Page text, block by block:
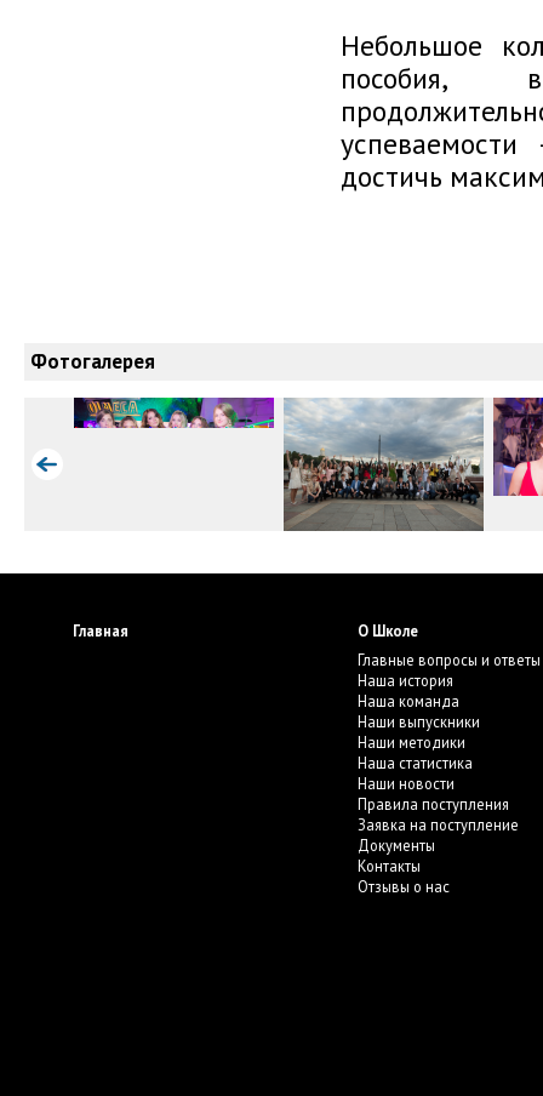
Небольшое
пособия,
достичь
Фотогалерея
Главная
О Школе
Главные вопросы и ответы
Наша история
Наша команда
Наши выпускники
Наши методики
Наша статистика
Наши новости
Правила поступления
Заявка на поступление
Документы
Контакты
Отзывы о нас